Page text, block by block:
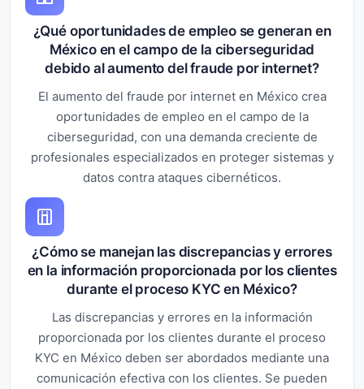
¿Qué oportunidades de empleo se generan en
México en el campo de la ciberseguridad
debido al aumento del fraude por internet?
El aumento del fraude por internet en México crea
oportunidades de empleo en el campo de la
ciberseguridad, con una demanda creciente de
profesionales especializados en proteger sistemas y
datos contra ataques cibernéticos.
¿Cómo se manejan las discrepancias y errores
en la información proporcionada por los clientes
durante el proceso KYC en México?
Las discrepancias y errores en la información
proporcionada por los clientes durante el proceso
KYC en México deben ser abordados mediante una
comunicación efectiva con los clientes. Se pueden